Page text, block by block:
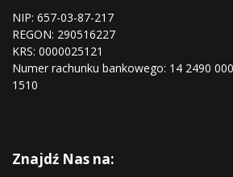
NIP: 657-03-87-217
REGON: 290516227
KRS: 0000025121
Numer rachunku bankowego: 14 2490
1510
Znajdź Nas na: